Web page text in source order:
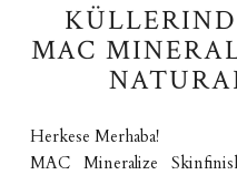
MAC
Herkese Merhaba!
MAC Mineralize